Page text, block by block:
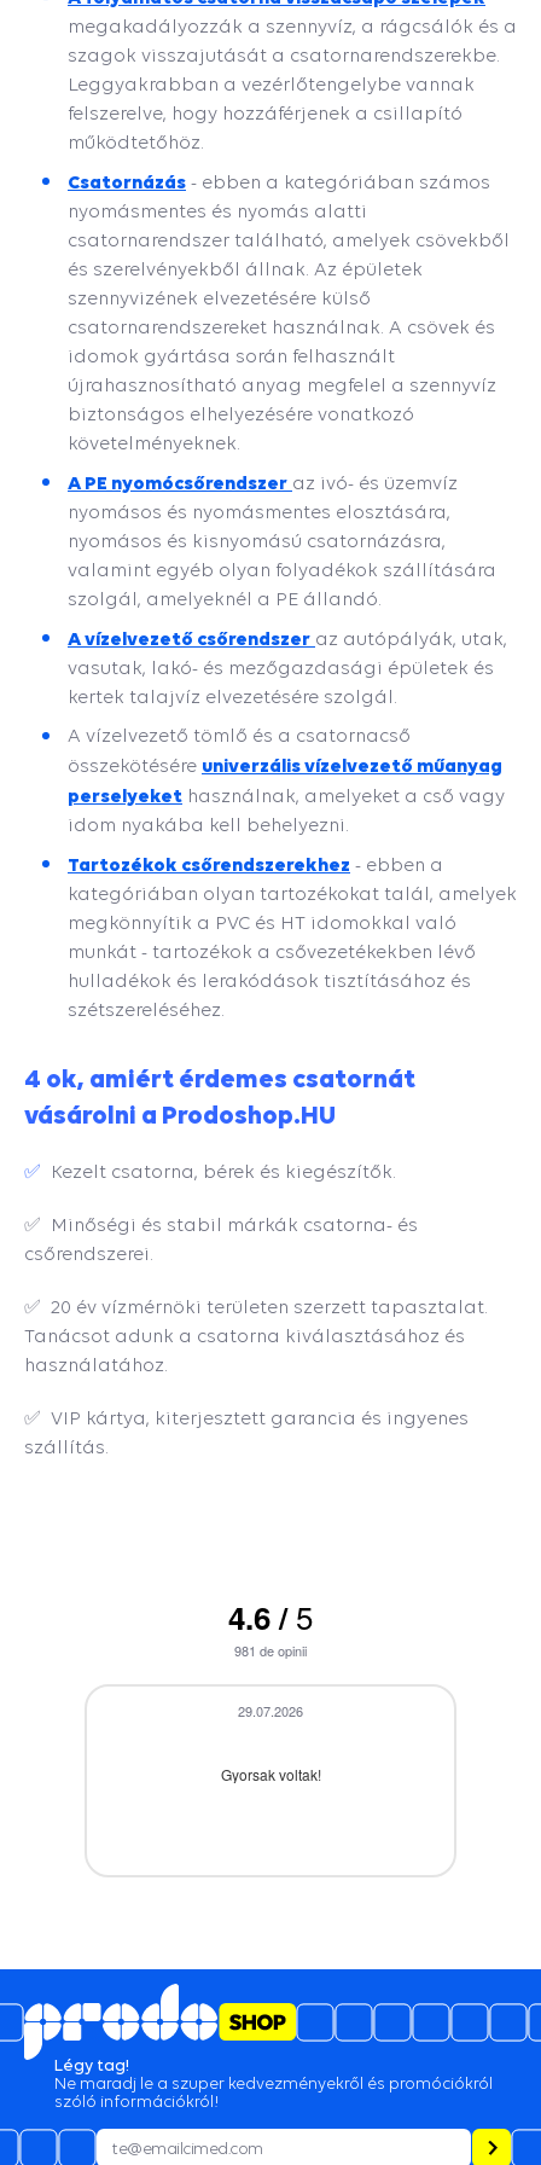
megakadályozzák a szennyvíz, a rágcsálók és a
szagok visszajutását a csatornarendszerekbe.
Leggyakrabban a vezérlőtengelybe vannak
felszerelve, hogy hozzáférjenek a csillapító
működtetőhöz.
Csatornázás - ebben a kategóriában számos
nyomásmentes és nyomás alatti
csatornarendszer található, amelyek csövekből
és szerelvényekből állnak. Az épületek
szennyvizének elvezetésére külső
csatornarendszereket használnak. A csövek és
idomok gyártása során felhasznált
újrahasznosítható anyag megfelel a szennyvíz
biztonságos elhelyezésére vonatkozó
követelményeknek.
A PE nyomócsőrendszer az ivó- és üzemvíz
nyomásos és nyomásmentes elosztására,
nyomásos és kisnyomású csatornázásra,
valamint egyéb olyan folyadékok szállítására
szolgál, amelyeknél a PE állandó.
A vízelvezető csőrendszer az autópályák, utak,
vasutak, lakó- és mezőgazdasági épületek és
kertek talajvíz elvezetésére szolgál.
A vízelvezető tömlő és a csatornacső
összekötésére univerzális vízelvezető műanyag
perselyeket használnak, amelyeket a cső vagy
idom nyakába kell behelyezni.
Tartozékok csőrendszerekhez - ebben a
kategóriában olyan tartozékokat talál, amelyek
megkönnyítik a PVC és HT idomokkal való
munkát - tartozékok a csővezetékekben lévő
hulladékok és lerakódások tisztításához és
szétszereléséhez.
4 ok, amiért érdemes csatornát
vásárolni a Prodoshop.HU
✅ Kezelt csatorna, bérek és kiegészítők.
✅ Minőségi és stabil márkák csatorna- és
csőrendszerei.
✅ 20 év vízmérnöki területen szerzett tapasztalat.
Tanácsot adunk a csatorna kiválasztásához és
használatához.
✅ VIP kártya, kiterjesztett garancia és ingyenes
szállítás.
4.6/5
981 de opinii
29.07.2026
Gyorsak voltak!
A termék időbe megérkezett,gyors kiszolgálás.
Nagyon hamar megjőtt,ahogy ígérték.
Légy tag!
Ne maradj le a szuper kedvezményekről és promóciókról
szóló információkról!